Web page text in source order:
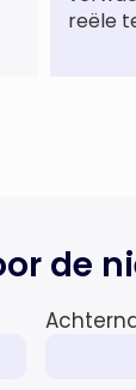
reële
de